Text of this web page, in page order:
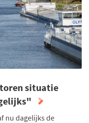
situatie
nu dagelijks de